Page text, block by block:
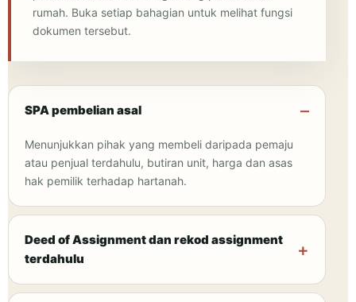
rumah. Buka setiap bahagian untuk melihat fungsi
dokumen tersebut.
SPA pembelian asal
Menunjukkan pihak yang membeli daripada pemaju
atau penjual terdahulu, butiran unit, harga dan asas
hak pemilik terhadap hartanah.
Deed of Assignment dan rekod assignment
terdahulu